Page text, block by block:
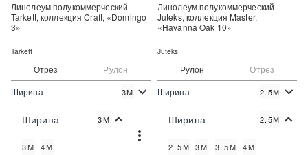
Отрез Рулон
Цена:
Линолеум полукоммерческий
Tarkett, коллекция Craft, «Domingo
3»
Tarkett
Ширина 3М
Ширина 3М
3М 4М
Рулон Отрез
Цена:
Линолеум полукоммерческий
Juteks, коллекция Master,
«Havanna Oak 10»
Juteks
Ширина 2.5М
Ширина 2.5М
2.5М 3М 3.5М 4М